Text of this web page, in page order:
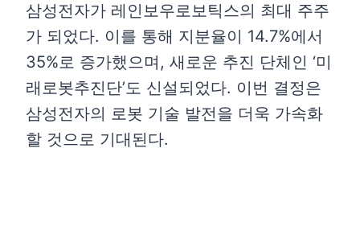
삼성전자가 레인보우로보틱스의 최대 주주
가 되었다. 이를 통해 지분율이 14.7%에서
35%로 증가했으며, 새로운 추진 단체인 ‘미
래로봇추진단’도 신설되었다. 이번 결정은
삼성전자의 로봇 기술 발전을 더욱 가속화
할 것으로 기대된다.